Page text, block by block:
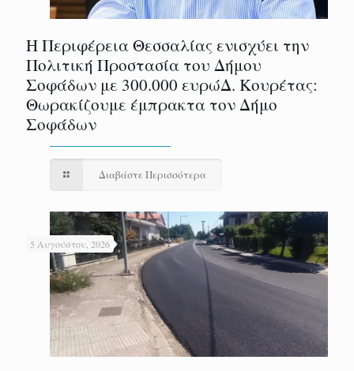
Η Περιφέρεια Θεσσαλίας ενισχύει την
Πολιτική Προστασία του Δήμου
Σοφάδων με 300.000 ευρώΔ. Κουρέτας:
Θωρακίζουμε έμπρακτα τον Δήμο
Σοφάδων
Διαβάστε Περισσότερα
5 Αυγούστου, 2026